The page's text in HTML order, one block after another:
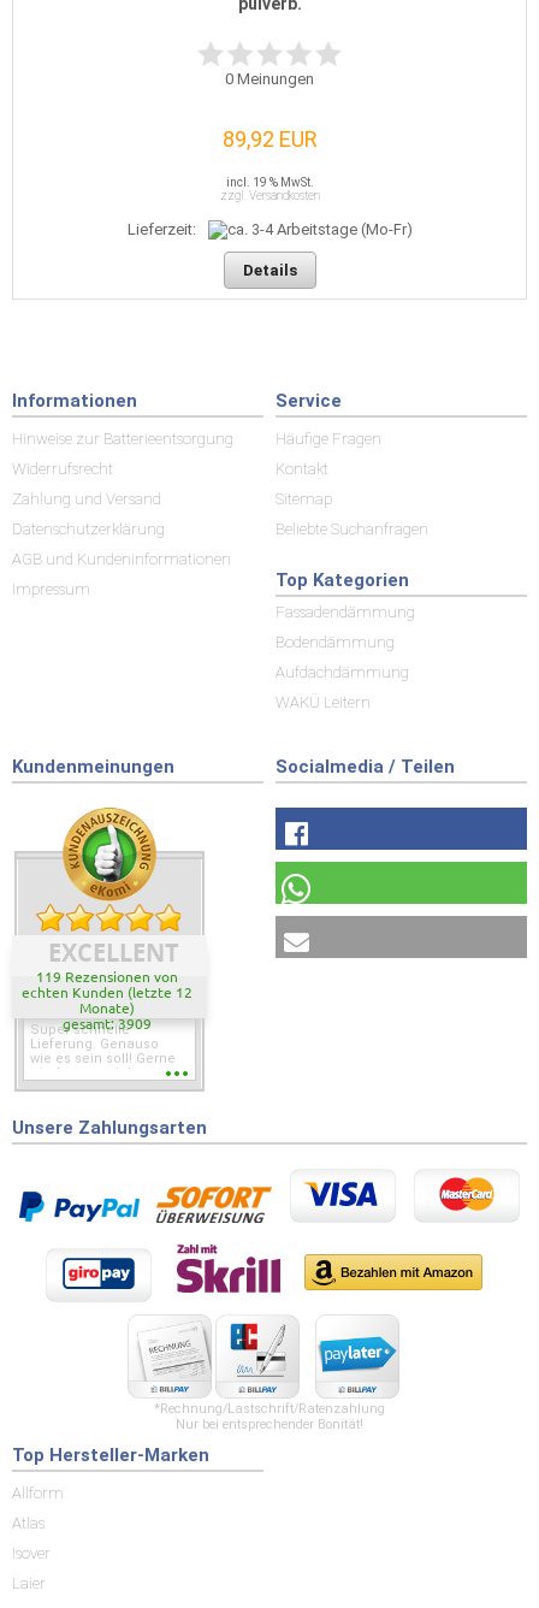
0 Meinungen
89,92 EUR
incl. 19 % MwSt.
zzgl. Versandkosten
Lieferzeit:
Details
Informationen
Hinweise zur Batterieentsorgung
Widerrufsrecht
Zahlung und Versand
Datenschutzerklärung
AGB und Kundeninformationen
Impressum
Service
Häufige Fragen
Kontakt
Sitemap
Beliebte Suchanfragen
Top Kategorien
Fassadendämmung
Bodendämmung
Aufdachdämmung
WAKÜ Leitern
Kundenmeinungen
EXCELLENT
119 Rezensionen von
echten Kunden (letzte 12
Monate)
gesamt: 3909
Super schnelle
Lieferung. Genauso
wie es sein soll! Gerne
wieder wenn ich was
Socialmedia / Teilen
Unsere Zahlungsarten
*Rechnung/Lastschrift/Ratenzahlung
Nur bei entsprechender Bonität!
Top Hersteller-Marken
Allform
Atlas
Isover
Laier